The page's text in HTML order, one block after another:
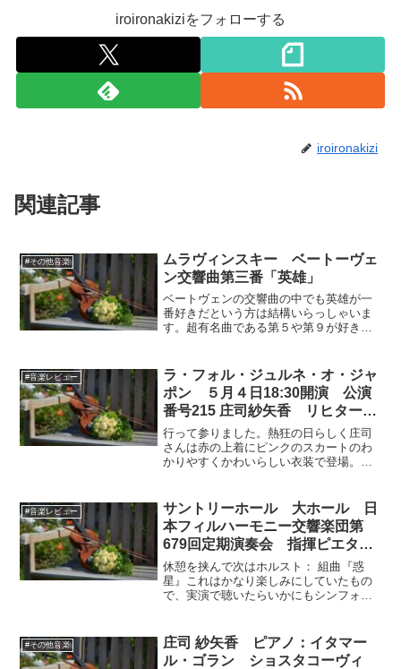
iroironakiziをフォローする
iroironakizi
関連記事
#その他音楽
ムラヴィンスキー ベートーヴェ
ン交響曲第三番「英雄」
ベートヴェンの交響曲の中でも英雄が一
番好きだという方は結構いらっしゃいま
す。超有名曲である第５や第９が好きだ
ても懐の広い音楽で有る事は間違い有り
ません。特に第一楽章は私...
#音楽レビュー
ラ・フォル・ジュルネ・オ・ジャ
ポン ５月４日18:30開演 公演
番号215 庄司紗矢香 リヒター版
ヴィヴァルディ:四季 その１
行って参りました。熱狂の日らしく庄司
さんは赤の上着にピンクのスカートのわ
かりやすくかわいらしい衣装で登場。曲
たもので、英米独のiTunesのクラシカ
ル・チャートで一位に...
#音楽レビュー
サントリーホール 大ホール 日
本フィルハーモニー交響楽団第
679回定期演奏会 指揮ピエタ
リ・インキネン ヴァイオリン：
庄司紗矢香 2016年4月22日
（金）その２
休憩を挟んで次はホルスト： 組曲『惑
星』これはかなり楽しみにしていたもの
で、実演で聴いたらいかにもシンフォニ
ンサートで取り上げられないのだとのこ
と。科学的な惑星ではなく...
#その他音楽
庄司 紗矢香 ピアノ：イタマー
ル・ゴラン ショスタコーヴィ